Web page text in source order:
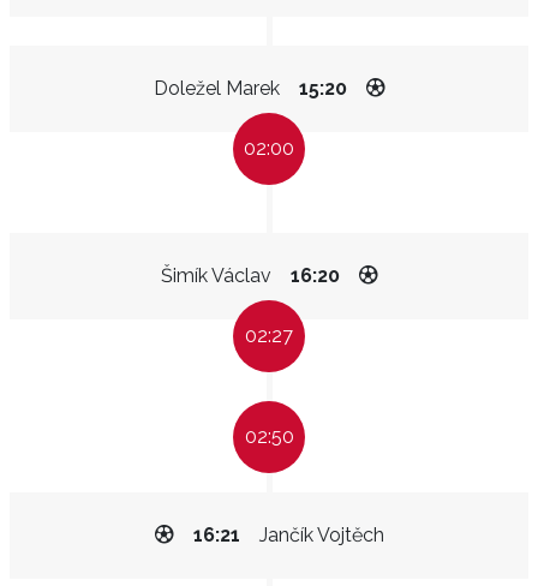
Doležel Marek 15:20
02:00
Šimík Václav 16:20
02:27
02:50
Jančík Vojtěch
16:21